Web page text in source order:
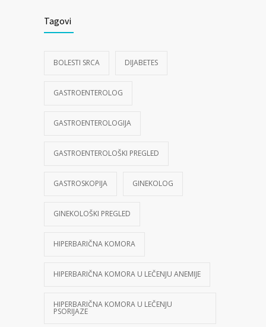
Tagovi
BOLESTI SRCA DIJABETES
GASTROENTEROLOG
GASTROENTEROLOGIJA
GASTROENTEROLOŠKI PREGLED
GASTROSKOPIJA GINEKOLOG
GINEKOLOŠKI PREGLED
HIPERBARIČNA KOMORA
HIPERBARIČNA KOMORA U LEČENJU ANEMIJE
HIPERBARIČNA KOMORA U LEČENJU
PSORIJAZE